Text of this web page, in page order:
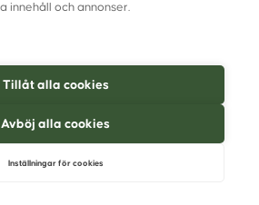
innehåll och annonser.
Tillåt alla cookies
Avböj alla cookies
Inställningar för cookies